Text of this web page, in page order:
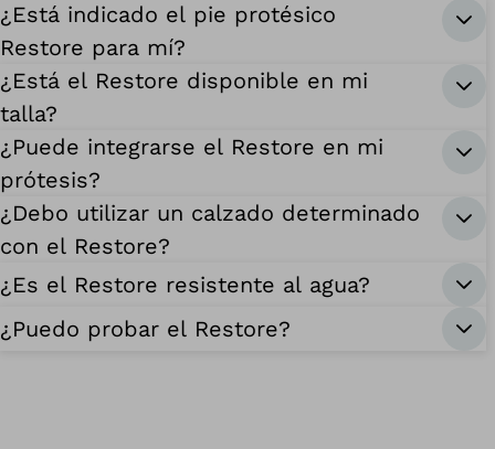
¿Está indicado el pie protésico
Restore para mí?
¿Está el Restore disponible en mi
talla?
¿Puede integrarse el Restore en mi
prótesis?
¿Debo utilizar un calzado determinado
con el Restore?
¿Es el Restore resistente al agua?
¿Puedo probar el Restore?